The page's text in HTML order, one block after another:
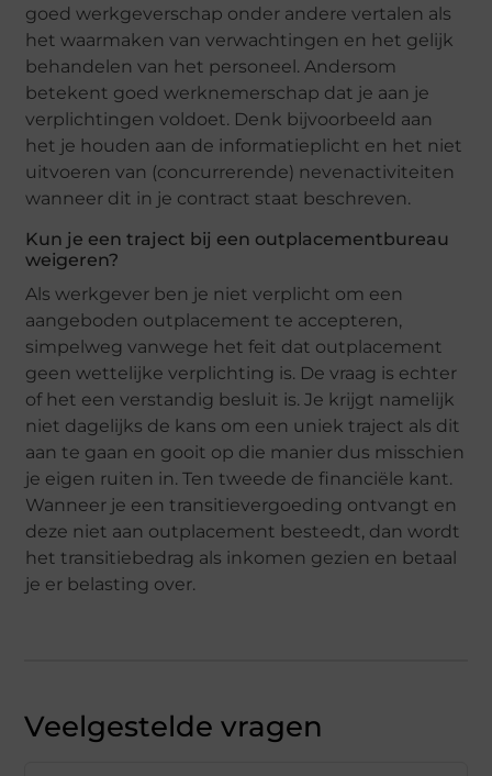
goed werkgeverschap onder andere vertalen als
het waarmaken van verwachtingen en het gelijk
behandelen van het personeel. Andersom
betekent goed werknemerschap dat je aan je
verplichtingen voldoet. Denk bijvoorbeeld aan
het je houden aan de informatieplicht en het niet
uitvoeren van (concurrerende) nevenactiviteiten
wanneer dit in je contract staat beschreven.
Kun je een traject bij een outplacementbureau
weigeren?
Als werkgever ben je niet verplicht om een
aangeboden outplacement te accepteren,
simpelweg vanwege het feit dat outplacement
geen wettelijke verplichting is. De vraag is echter
of het een verstandig besluit is. Je krijgt namelijk
niet dagelijks de kans om een uniek traject als dit
aan te gaan en gooit op die manier dus misschien
je eigen ruiten in. Ten tweede de financiële kant.
Wanneer je een transitievergoeding ontvangt en
deze niet aan outplacement besteedt, dan wordt
het transitiebedrag als inkomen gezien en betaal
je er belasting over.
Veelgestelde vragen